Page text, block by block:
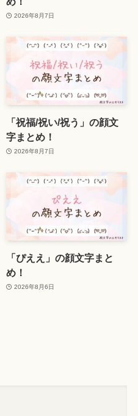
2026年8月7日
「祝福/祝い/祝う」の顔文
字まとめ！
2026年8月7日
「ぴええ」の顔文字まと
め！
2026年8月6日